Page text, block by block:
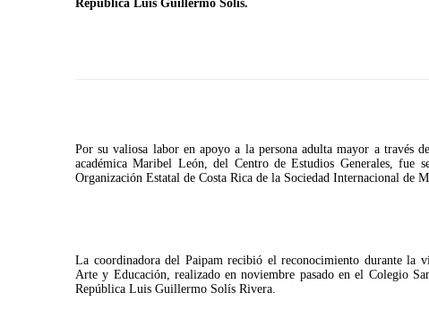
República Luis Guillermo Solís.
Por su valiosa labor en apoyo a la persona adulta mayor a través
académica Maribel León, del Centro de Estudios Generales, fue
Organización Estatal de Costa Rica de la Sociedad Internacional de
La coordinadora del Paipam recibió el reconocimiento durante la
Arte y Educación, realizado en noviembre pasado en el Colegio
República Luis Guillermo Solís Rivera.
defender la